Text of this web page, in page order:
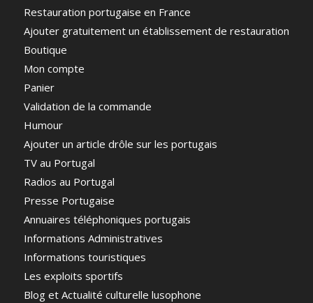
Restauration portugaise en France
Ajouter gratuitement un établissement de restauration
Boutique
Mon compte
Panier
Validation de la commande
Humour
Ajouter un article drôle sur les portugais
TV au Portugal
Radios au Portugal
Presse Portugaise
Annuaires téléphoniques portugais
Informations Administratives
Informations touristiques
Les exploits sportifs
Blog et Actualité culturelle lusophone